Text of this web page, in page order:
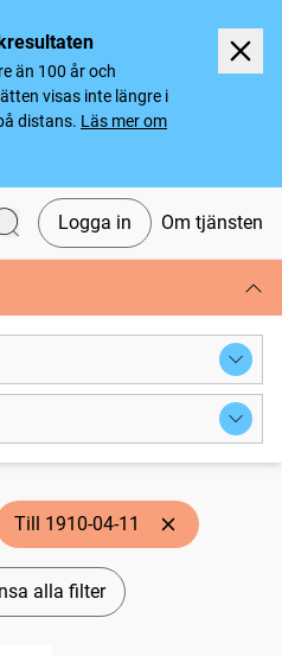
än 100 år och
visas inte längre i
distans. Läs mer om
Logga in Om tjänsten
Till 1910-04-11
alla filter